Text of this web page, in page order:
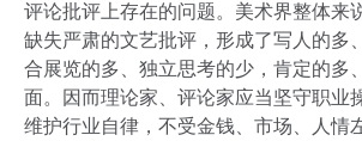
评论批评上存在的问题。美术界整体来
缺失严肃的文艺批评，形成了写人的多
合展览的多、独立思考的少，肯定的多
面。因而理论家、评论家应当坚守职业
维护行业自律，不受金钱、市场、人情